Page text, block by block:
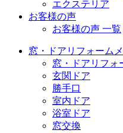
エクステリア
お客様の声
お客様の声 一覧
窓・ドアリフォーム
窓・ドアリフォ
玄関ドア
勝手口
室内ドア
浴室ドア
窓交換